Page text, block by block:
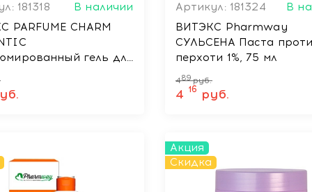
181318
В наличии
PARFUME CHARM
гель для
мл
Артикул: 181324
В
ВИТЭКС Pharmway
СУЛЬСЕНА Паста
перхоти 1%, 75 мл
489 руб.
4 16 руб.
Акция
Скидка